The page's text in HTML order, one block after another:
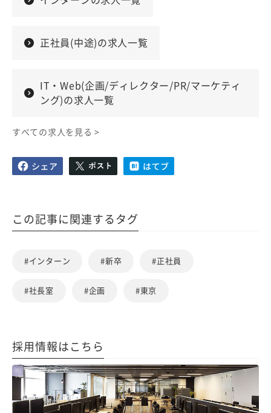
正社員(中途)の求人一覧
IT・Web(企画/ディレクター/PR/マーケティ
ング)の求人一覧
すべての求人を見る >
この記事に関連するタグ
#インターン #新卒 #正社員
#社長室 #企画 #東京
採用情報はこちら